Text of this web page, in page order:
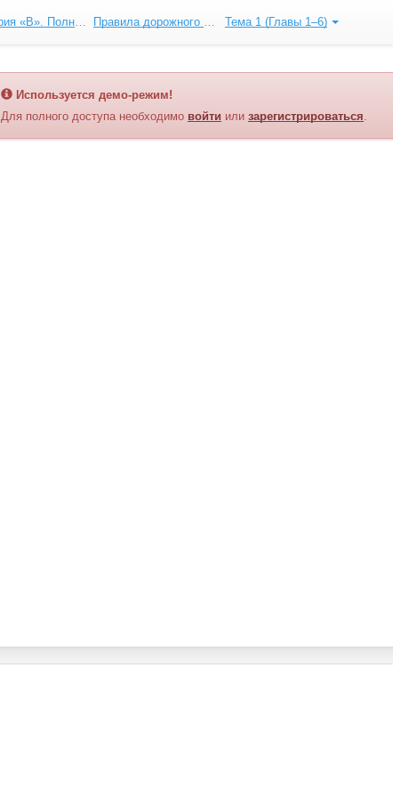
Категория «B». Полный курс ПДД Правила дорожного движения Тема 1 (Главы 1–6)
Используется демо-режим!
Для полного доступа необходимо войти или зарегистрироваться.